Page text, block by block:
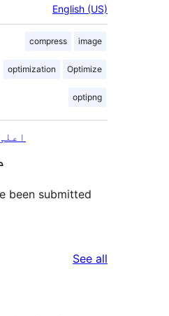
English (US)
compress image
optimization Optimize
optipng
been submitted
See all